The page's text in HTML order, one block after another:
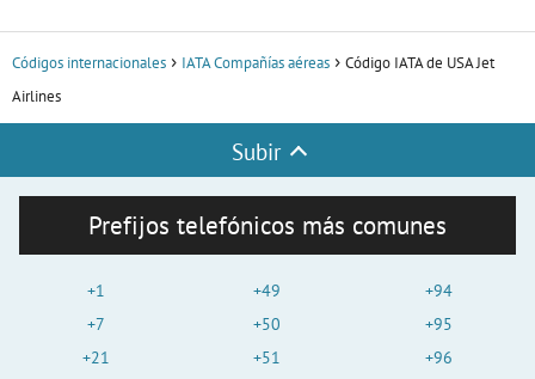
Códigos internacionales IATA Compañías aéreas
Código IATA de USA Jet
Airlines
Subir
Prefijos telefónicos más comunes
+1
+7
+21
+49
+50
+51
+94
+95
+96